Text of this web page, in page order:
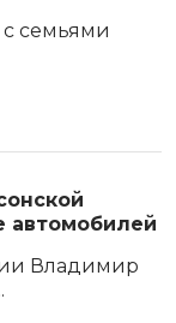
семьями
автомобилей
Владимир